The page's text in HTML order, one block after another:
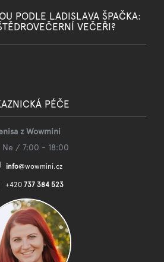
PODLE LADISLAVA ŠPAČKA:
VEČEŘI?
PÉČE
z Wowmini
Ne / 7:00 - 18:00
info@wowmini.cz
+420 737 384 523